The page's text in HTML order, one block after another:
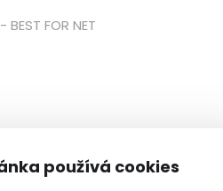
používá cookies
FOR NET